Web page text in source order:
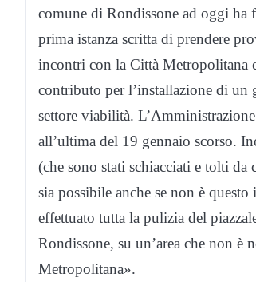
comune di Rondissone ad oggi ha
prima istanza scritta di prendere
incontri con la Città Metropolitana
contributo per l’installazione di
settore viabilità.
all’ultima del 19 gennaio scorso.
(che sono stati schiacciati e tolti
sia possibile anche se non è
effettuato tutta la pulizia del
Rondissone, su un’area che non è
Metropolitana».